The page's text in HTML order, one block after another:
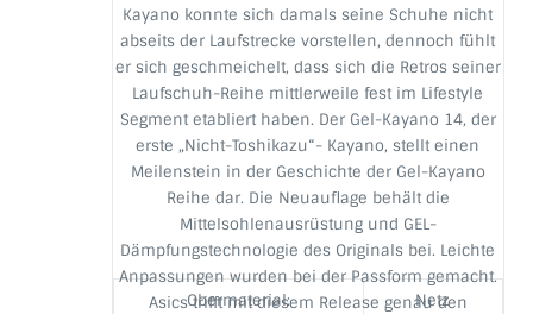
Kayano konnte sich damals seine Schuhe nicht
abseits der Laufstrecke vorstellen, dennoch fühlt
er sich geschmeichelt, dass sich die Retros seiner
Laufschuh-Reihe mittlerweile fest im Lifestyle
Segment etabliert haben. Der Gel-Kayano 14, der
erste „Nicht-Toshikazu“- Kayano, stellt einen
Meilenstein in der Geschichte der Gel-Kayano
Reihe dar. Die Neuauflage behält die
Mittelsohlenausrüstung und GEL-
Dämpfungstechnologie des Originals bei. Leichte
Anpassungen wurden bei der Passform gemacht.
Asics trifft mit diesem Release genau den
Obermaterial: Netz